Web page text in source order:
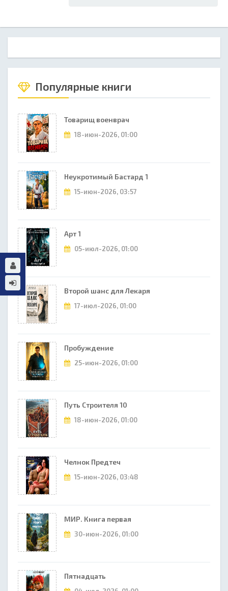
Популярные книги
Товарищ военврач
18-июн-2026, 01:00
Неукротимый Бастард 1
15-июн-2026, 03:57
Арт 1
05-июл-2026, 01:00
Второй шанс для Лекаря
17-июл-2026, 01:00
Пробуждение
25-июн-2026, 01:00
Путь Строителя 10
18-июн-2026, 01:00
Челнок Предтеч
15-июн-2026, 03:48
МИР. Книга первая
30-июн-2026, 01:00
Пятнадцать